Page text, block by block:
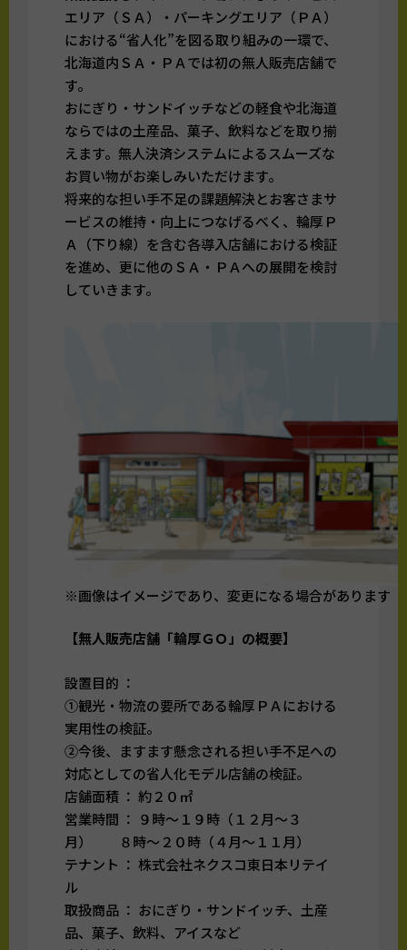
エリア（ＳＡ）・パーキングエリア（ＰＡ）
における“省人化”を図る取り組みの一環で、
北海道内ＳＡ・ＰＡでは初の無人販売店舗で
す。
おにぎり・サンドイッチなどの軽食や北海道
ならではの土産品、菓子、飲料などを取り揃
えます。無人決済システムによるスムーズな
お買い物がお楽しみいただけます。
将来的な担い手不足の課題解決とお客さまサ
ービスの維持・向上につなげるべく、輪厚Ｐ
Ａ（下り線）を含む各導入店舗における検証
を進め、更に他のＳＡ・ＰＡへの展開を検討
していきます。
※画像はイメージであり、変更になる場合があります
【無人販売店舗「輪厚ＧＯ」の概要】
設置目的 ：
①観光・物流の要所である輪厚ＰＡにおける
実用性の検証。
②今後、ますます懸念される担い手不足への
対応としての省人化モデル店舗の検証。
店舗面積 ： 約２０㎡
営業時間 ： ９時～１９時（１２月～３
月） ８時～２０時（４月～１１月）
テナント ： 株式会社ネクスコ東日本リテイ
ル
取扱商品 ： おにぎり・サンドイッチ、土産
品、菓子、飲料、アイスなど